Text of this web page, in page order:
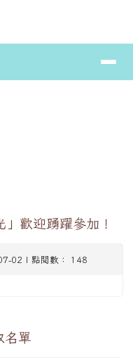
⏸
歡迎踴躍參加！
02 | 點閱數： 148
名單